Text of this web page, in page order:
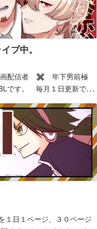
ブ中。
画配信者 ✖ 年下男前極
す。 毎月１日更新で自
１日１ページ、３０ページ